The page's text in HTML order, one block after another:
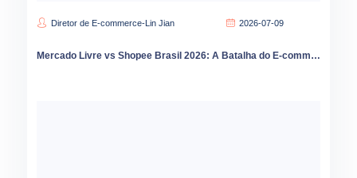
Diretor de E-commerce-Lin Jian 2026-07-09
Mercado Livre vs Shopee Brasil 2026: A Batalha do E-commerce que Está Redesenhando o Varejo